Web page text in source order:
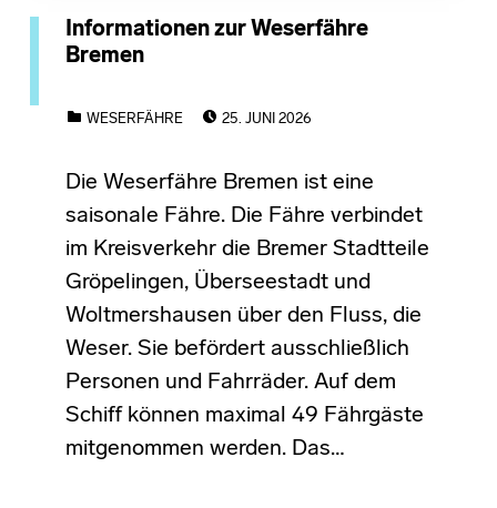
Informationen zur Weserfähre
Bremen
WESERFÄHRE
25. JUNI 2026
Die Weserfähre Bremen ist eine
saisonale Fähre. Die Fähre verbindet
im Kreisverkehr die Bremer Stadtteile
Gröpelingen, Überseestadt und
Woltmershausen über den Fluss, die
Weser. Sie befördert ausschließlich
Personen und Fahrräder. Auf dem
Schiff können maximal 49 Fährgäste
mitgenommen werden. Das…